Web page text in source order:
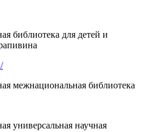
библиотека для детей и
межнациональная библиотека
универсальная научная